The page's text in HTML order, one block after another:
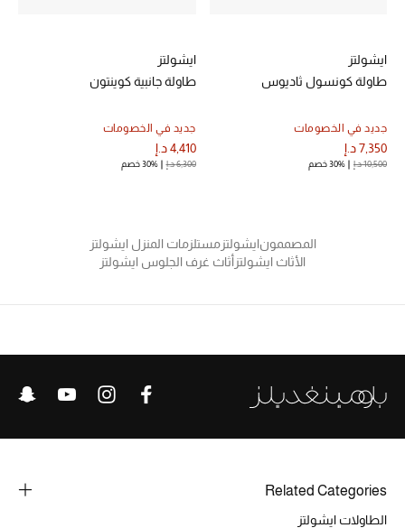
ايشولتز
طاولة كونسول ثاديوس
جديد في الخصومات
7,350 د.إ
10,500 د.إ 30% خصم
ايشولتز
طاولة جانبية كوينتون
جديد في الخصومات
4,410 د.إ
6,300 د.إ 30% خصم
المصممونايشولتزمستلزمات المنزل ايشولتز
الأثاث ايشولتز أثاث غرف الجلوس ايشولتز
Related Categories
الطاولات ايشولتز